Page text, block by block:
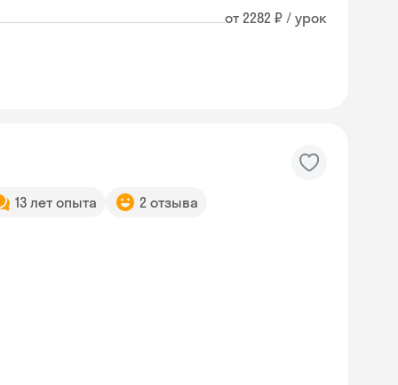
от 2282 ₽ / урок
13 лет опыта 2 отзыва